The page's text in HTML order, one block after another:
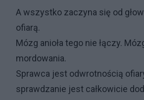
A wszystko zaczyna się od
ofiarą.
Mózg anioła tego nie łączy.
mordowania.
Sprawca jest odwrotnością
sprawdzanie jest całkowicie